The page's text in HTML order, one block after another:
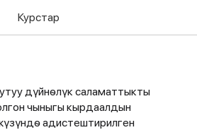
Курстар
дүйнѳлүк саламаттыкты
чыныгы кырдаалдын
адистештирилген